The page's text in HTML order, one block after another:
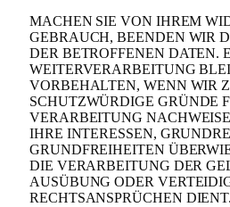
MACHEN SIE VON IHREM
GEBRAUCH, BEENDEN WIR
DER BETROFFENEN DATEN.
WEITERVERARBEITUNG
VORBEHALTEN, WENN WIR
SCHUTZWÜRDIGE GRÜNDE
VERARBEITUNG
IHRE INTERESSEN,
GRUNDFREIHEITEN
DIE VERARBEITUNG DER
AUSÜBUNG ODER
RECHTSANSPRÜCHEN DIENT.